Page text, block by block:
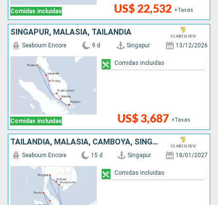
Comidas incluidas US$ 22,532 +Tasas
SINGAPUR, MALASIA, TAILANDIA
Comidas incluidas
Seabourn Encore 9 d Singapur 13/12/2026
US$ 3,687 +Tasas
Comidas incluidas
TAILANDIA, MALASIA, CAMBOYA, SINGAPUR
Seabourn Encore 15 d Singapur 18/01/2027
Comidas incluidas